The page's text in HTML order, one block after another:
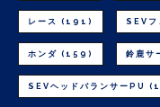
レース (191) SEVフ
ホンダ (159) 鈴鹿サ
SEVヘッドバランサーPU